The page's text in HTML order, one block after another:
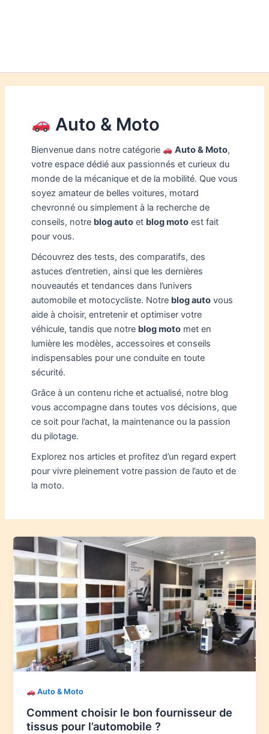
Auto & Moto
Bienvenue dans notre catégorie Auto & Moto,
votre espace dédié aux passionnés et curieux du
monde de la mécanique et de la mobilité. Que vous
soyez amateur de belles voitures, motard
chevronné ou simplement à la recherche de
conseils, notre blog autoet blog motoest fait
pour vous.
Découvrez des tests, des comparatifs, des
astuces d’entretien, ainsi que les dernières
nouveautés et tendances dans l’univers
automobile et motocycliste. Notre blog autovous
aide à choisir, entretenir et optimiser votre
véhicule, tandis que notre blog motomet en
lumière les modèles, accessoires et conseils
indispensables pour une conduite en toute
sécurité.
Grâce à un contenu riche et actualisé, notre blog
vous accompagne dans toutes vos décisions, que
ce soit pour l’achat, la maintenance ou la passion
du pilotage.
Explorez nos articles et profitez d’un regard expert
pour vivre pleinement votre passion de l’auto et de
la moto.
Auto & Moto
Comment choisir le bon fournisseur de
tissus pour l’automobile ?